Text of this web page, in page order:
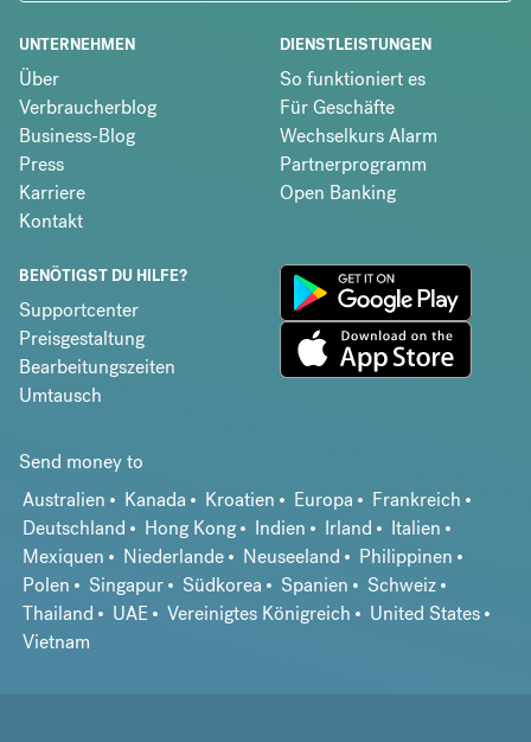
UNTERNEHMEN
Über
Verbraucherblog
Business-Blog
Press
Karriere
Kontakt
DIENSTLEISTUNGEN
So funktioniert es
Für Geschäfte
Wechselkurs Alarm
Partnerprogramm
Open Banking
BENÖTIGST DU HILFE?
Supportcenter
Preisgestaltung
Bearbeitungszeiten
Umtausch
Send money to
Australien
Kanada Kroatien Europa
Frankreich
Deutschland
Hong Kong Indien Irland
Italien
Mexiquen
Niederlande Neuseeland
Philippinen
Polen
Singapur Südkorea Spanien
Schweiz
Thailand
UAE Vereinigtes Königreich
United States
Vietnam